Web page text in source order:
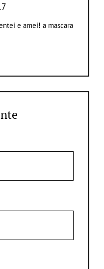
e amei! a mascara